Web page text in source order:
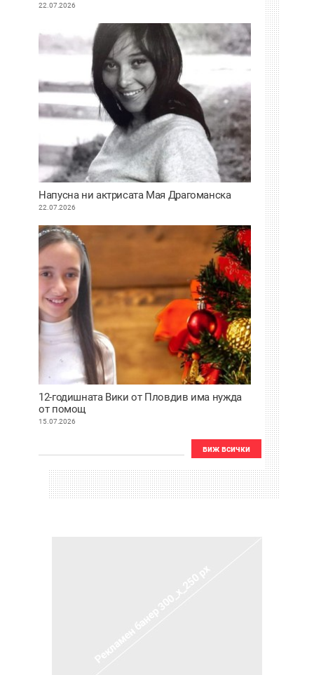
22.07.2026
Напусна ни актрисата Мая Драгоманска
22.07.2026
12-годишната Вики от Пловдив има нужда
от помощ
15.07.2026
виж всички